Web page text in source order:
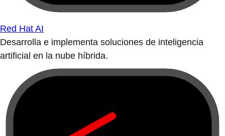
Red Hat AI
Desarrolla e implementa soluciones de inteligencia
artificial en la nube híbrida.